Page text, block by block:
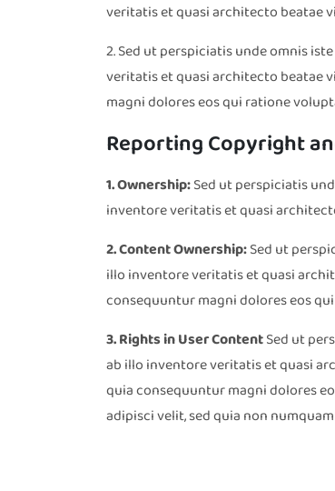
veritatis et quasi architecto beatae
2. Sed ut perspiciatis unde omnis
veritatis et quasi architecto beatae
magni dolores eos qui ratione
Reporting Copyright
1. Ownership:Sed ut perspiciatis
inventore veritatis et quasi
2. Content Ownership:Sed ut
illo inventore veritatis et quasi
consequuntur magni dolores eos
3. Rights in User ContentSed ut
ab illo inventore veritatis et quasi
quia consequuntur magni dolores
adipisci velit, sed quia non